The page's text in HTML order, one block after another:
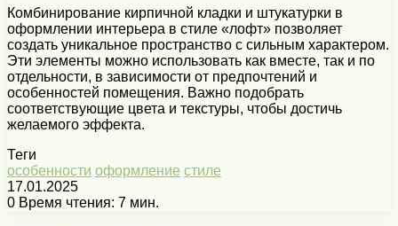
Комбинирование кирпичной кладки и штукатурки в
оформлении интерьера в стиле «лофт» позволяет
создать уникальное пространство с сильным характером.
Эти элементы можно использовать как вместе, так и по
отдельности, в зависимости от предпочтений и
особенностей помещения. Важно подобрать
соответствующие цвета и текстуры, чтобы достичь
желаемого эффекта.
Теги
особенности оформление стиле
17.01.2025
0 Время чтения: 7 мин.